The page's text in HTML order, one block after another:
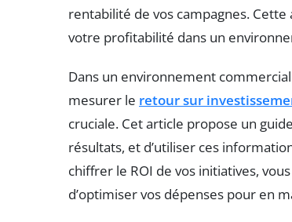
rentabilité de vos campagnes.
votre profitabilité dans un
Dans un environnement
mesurer le retour sur
cruciale. Cet article propose un
résultats, et d’utiliser ces
chiffrer le ROI de vos initiatives,
d’optimiser vos dépenses pour en